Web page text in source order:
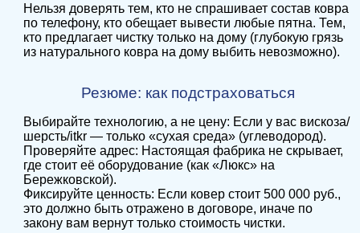
Нельзя доверять тем, кто не спрашивает состав ковра
по телефону, кто обещает вывести любые пятна. Тем,
кто предлагает чистку только на дому (глубокую грязь
из натурального ковра на дому выбить невозможно).
Резюме: как подстраховаться
Выбирайте технологию, а не цену: Если у вас вискоза/
шерсть/itkr — только «сухая среда» (углеводород).
Проверяйте адрес: Настоящая фабрика не скрывает,
где стоит её оборудование (как «Люкс» на
Бережковской).
Фиксируйте ценность: Если ковер стоит 500 000 руб.,
это должно быть отражено в договоре, иначе по
закону вам вернут только стоимость чистки.